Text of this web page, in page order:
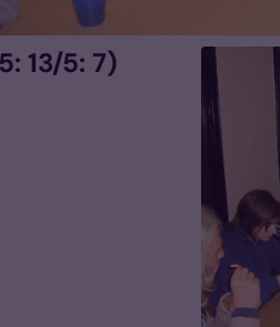
13/5: 7)